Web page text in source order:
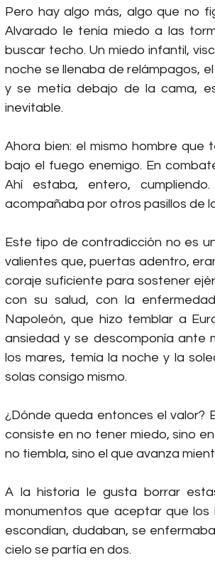
Pero hay algo más, algo que no
Alvarado le tenía miedo a las
buscar techo. Un miedo infantil,
noche se llenaba de relámpagos,
y se metía debajo de la cama,
inevitable.
Ahora bien: el mismo hombre
bajo el fuego enemigo. En
Ahí estaba, entero,
acompañaba por otros pasillos de
Este tipo de contradicción no es
valientes que, puertas adentro,
coraje suficiente para sostener
con su salud, con la
Napoleón, que hizo temblar a
ansiedad y se descomponía ante
los mares, temía la noche y la
solas consigo mismo.
¿Dónde queda entonces el valor?
consiste en no tener miedo, sino
no tiembla, sino el que avanza
A la historia le gusta borrar
monumentos que aceptar que los
escondían, dudaban, se
cielo se partía en dos.